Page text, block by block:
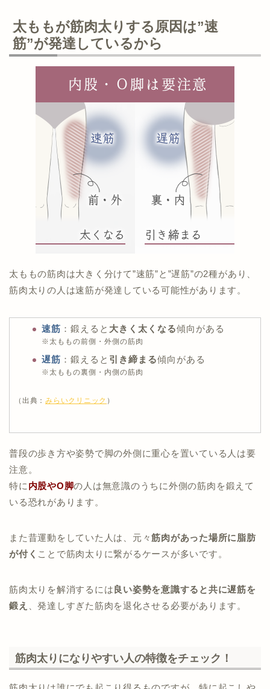
>>本気で太もも痩せしたいなら筋トレすべ
し！
>>足のむくみ解消マッサージのやり方を
5STEPで解説
>>ルイボスティーでむくみ解消を目指す
>>寝る前の10分でできる簡単な脚痩せ方法
>>むくみを取る食べ物・飲み物はコレ！
>>【1回5分】むくみ解消ストレッチ完全ガイ
ド！
>>【部位別】むくみ解消に繋がるツボを徹底
解説！
>>部位別むくみ解消マッサージ方法！カンタ
ンなやり方で全身スッキリ
>>むくみ解消に繋がるお風呂の入り方！
>>足上げでむくみを即効解消！お家でできる
簡単むくみ解消方法
太ももが筋肉太りする原因は”速
筋”が発達しているから
太ももの筋肉は大きく分けて”速筋”と”遅筋”の2種があり、
筋肉太りの人は速筋が発達している可能性があります。
速筋 ：鍛えると 大きく太くなる傾向がある
※太ももの前側・外側の筋肉
遅筋 ：鍛えると 引き締まる傾向がある
※太ももの裏側・内側の筋肉
（出典：みらいクリニック ）
普段の歩き方や姿勢で脚の外側に重心を置いている人は要
注意。
特に 内股やO脚の人は無意識のうちに外側の筋肉を鍛えて
いる恐れがあります。
また昔運動をしていた人は、元々筋肉があった場所に脂肪
が付く ことで筋肉太りに繋がるケースが多いです。
筋肉太りを解消するには良い姿勢を意識すると共に遅筋を
鍛え
、発達しすぎた筋肉を退化させる必要があります。
筋肉太りになりやすい人の特徴をチェック！